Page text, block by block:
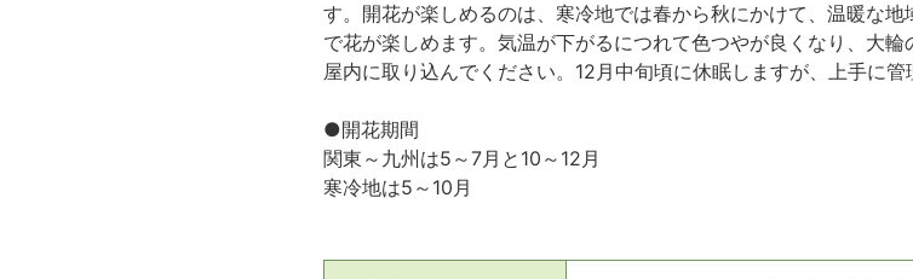
す。開花が楽しめるのは、寒冷地では春から秋にかけて、温暖な
で花が楽しめます。気温が下がるにつれて色つやが良くなり、大
屋内に取り込んでください。12月中旬頃に休眠しますが、上手に
●開花期間
関東～九州は5～7月と10～12月
寒冷地は5～10月